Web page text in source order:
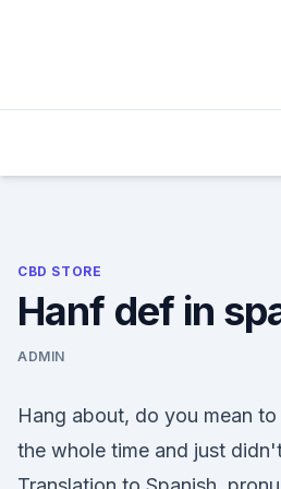
CBD STORE
Hanf def in
ADMIN
Hang about, do you mean
the whole time and just